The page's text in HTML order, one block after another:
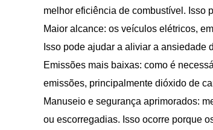
melhor eficiência de combustível. Isso
Maior alcance: os veículos elétricos,
Isso pode ajudar a aliviar a ansiedade
Emissões mais baixas: como é
emissões, principalmente dióxido de
Manuseio e segurança aprimorados:
ou escorregadias. Isso ocorre porque